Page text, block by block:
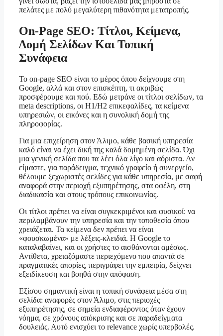
πελάτες με πολύ μεγαλύτερη πιθανότητα μετατροπής.
On-Page SEO: Τίτλοι, Κείμενα,
Δομή Σελίδων Και Τοπική
Συνάφεια
Το on-page SEO είναι το μέρος όπου δείχνουμε στη
Google, αλλά και στον επισκέπτη, τι ακριβώς
προσφέρουμε και πού. Εδώ μετράνε οι τίτλοι σελίδων, τα
meta descriptions, οι H1/H2 επικεφαλίδες, τα κείμενα
υπηρεσιών, οι εικόνες και η συνολική δομή της
πληροφορίας.
Για μια επιχείρηση στον Άλιμο, κάθε βασική υπηρεσία
καλό είναι να έχει δική της καλά δομημένη σελίδα. Όχι
μια γενική σελίδα που τα λέει όλα λίγο και αόριστα. Αν
είμαστε, για παράδειγμα, τεχνικό γραφείο ή συνεργείο,
θέλουμε ξεχωριστές σελίδες για κάθε υπηρεσία, με σαφή
αναφορά στην περιοχή εξυπηρέτησης, στα οφέλη, στη
διαδικασία και στους τρόπους επικοινωνίας.
Οι τίτλοι πρέπει να είναι συγκεκριμένοι και φυσικοί: να
περιλαμβάνουν την υπηρεσία και την τοποθεσία όπου
χρειάζεται. Τα κείμενα δεν πρέπει να είναι
«φουσκωμένα» με λέξεις-κλειδιά. Η Google το
καταλαβαίνει, και οι χρήστες το αισθάνονται αμέσως.
Αντίθετα, χρειαζόμαστε περιεχόμενο που απαντά σε
πραγματικές απορίες, περιγράφει την εμπειρία, δείχνει
εξειδίκευση και βοηθά στην απόφαση.
Εξίσου σημαντική είναι η τοπική συνάφεια μέσα στη
σελίδα: αναφορές στον Άλιμο, στις περιοχές
εξυπηρέτησης, σε σημεία ενδιαφέροντος όταν έχουν
νόημα, σε χρόνους απόκρισης και σε παραδείγματα
δουλειάς. Αυτό ενισχύει το relevance χωρίς υπερβολές.